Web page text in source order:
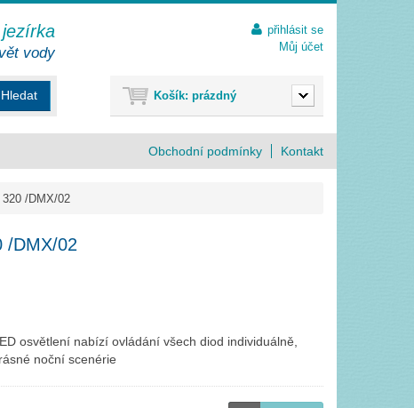
320 /DMX/02
/DMX/02
osvětlení nabízí ovládání všech diod individuálně,
noční scenérie
Obchodní podmínky Kontakt
Hledat
přihlásit se
Můj účet
Košík: prázdný
vody